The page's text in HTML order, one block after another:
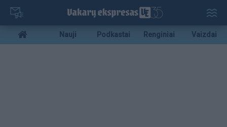
Pereiti
pagrindinį
turinį
Mobile
menu
Nauji Podkastai Renginiai Vaizdai